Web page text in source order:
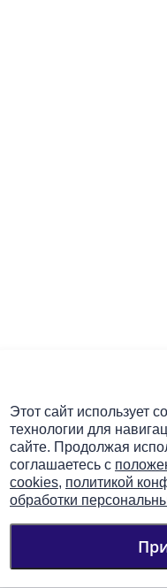
Этот сайт использует
технологии для
сайте. Продолжая
соглашаетесь с
cookies, политикой
обработки